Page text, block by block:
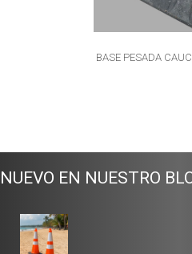
BASE PESADA
NUEVO EN NUESTRO